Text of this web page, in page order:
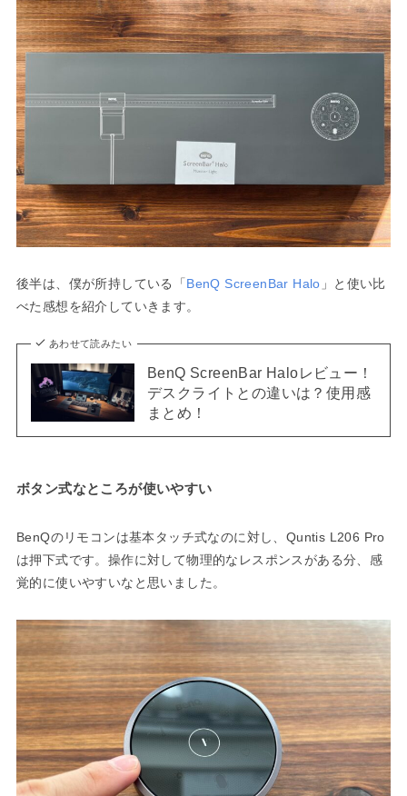
後半は、僕が所持している「BenQ ScreenBar Halo 」と使い比
べた感想を紹介していきます。
あわせて読みたい
BenQ ScreenBar Haloレビュー！
デスクライトとの違いは？使用感
まとめ！
ボタン式なところが使いやすい
BenQのリモコンは基本タッチ式なのに対し、Quntis L206 Pro
は押下式です。操作に対して物理的なレスポンスがある分、感
覚的に使いやすいなと思いました。